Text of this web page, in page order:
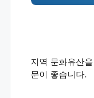
지역 문화유산
문이 좋습니다.